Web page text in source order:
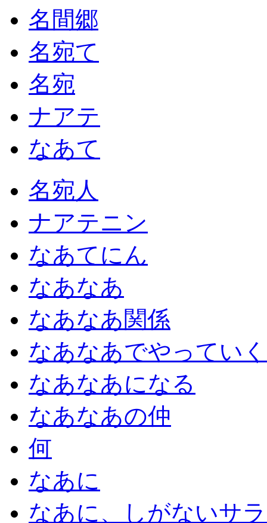
名間郷
名宛て
名宛
ナアテ
なあて
名宛人
ナアテニン
なあてにん
なあなあ
なあなあ関係
なあなあでやっていく
なあなあになる
なあなあの仲
何
なあに
なあに、しがないサ